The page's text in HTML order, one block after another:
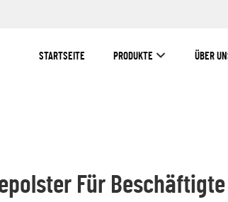
STARTSEITE PRODUKTE ÜBER
Für